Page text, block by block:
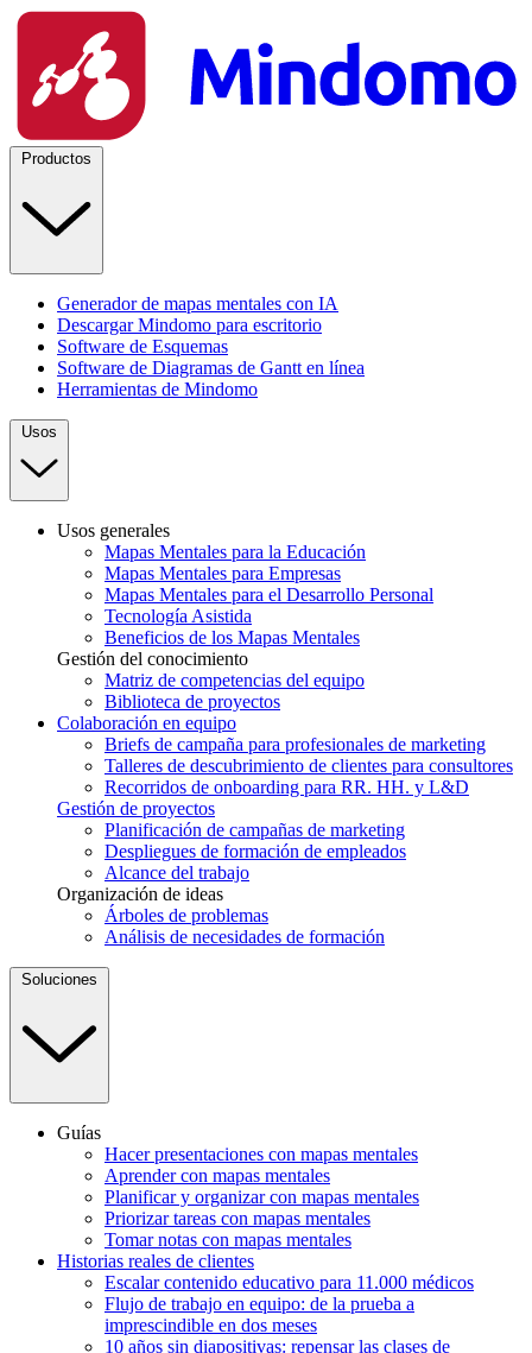
Productos
Generador de mapas mentales con IA
Descargar Mindomo para escritorio
Software de Esquemas
Software de Diagramas de Gantt en línea
Herramientas de Mindomo
Usos
Usos generales
Mapas Mentales para la Educación
Mapas Mentales para Empresas
Mapas Mentales para el Desarrollo Personal
Tecnología Asistida
Beneficios de los Mapas Mentales
Gestión del conocimiento
Matriz de competencias del equipo
Biblioteca de proyectos
Colaboración en equipo
Briefs de campaña para profesionales de marketing
Talleres de descubrimiento de clientes para consultores
Recorridos de onboarding para RR. HH. y L&D
Gestión de proyectos
Planificación de campañas de marketing
Despliegues de formación de empleados
Alcance del trabajo
Organización de ideas
Árboles de problemas
Análisis de necesidades de formación
Soluciones
Guías
Hacer presentaciones con mapas mentales
Aprender con mapas mentales
Planificar y organizar con mapas mentales
Priorizar tareas con mapas mentales
Tomar notas con mapas mentales
Historias reales de clientes
Escalar contenido educativo para 11.000 médicos
Flujo de trabajo en equipo: de la prueba a
imprescindible en dos meses
10 años sin diapositivas: repensar las clases de